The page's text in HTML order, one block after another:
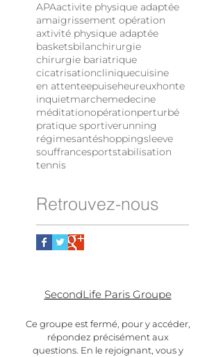
APAactivite physique adaptée
amaigrissement opération
axtivité physique adaptée
basketsbilanchirurgie
chirurgie bariatrique
cicatrisationcliniquecuisine
en attenteepuiseheureuxhonte
inquietmarchemedecine
méditationopérationperturbé
pratique sportiverunning
régimesantéshoppingsleeve
souffrancesportstabilisation
tennis
Retrouvez-nous
SecondLife Paris Groupe
Ce groupe est fermé, pour y accéder,
répondez précisément aux
questions. En le rejoignant, vous y